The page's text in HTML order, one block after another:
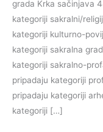
grada Krka sačinjava
kategoriji sakralni/
kategoriji kulturno-
kategoriji sakralna
kategoriji sakralno-
pripadaju kategoriji
pripadaju kategoriji
kategoriji […]